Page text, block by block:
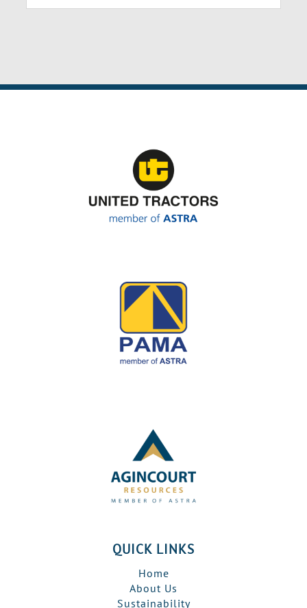
QUICK LINKS
Home
About Us
Sustainability